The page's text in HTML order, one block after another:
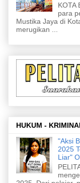
KOTA
para
Mustika Jaya di
merugikan ...
HUKUM -
"Aksi
2025
Liar"